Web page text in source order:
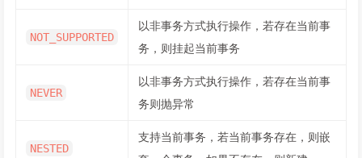
NOT_SUPPORTED
以非事务方式执行操作，若存在当前事
务，则挂起当前事务
NEVER
以非事务方式执行操作，若存在当前事
务则抛异常
NESTED
支持当前事务，若当前事务存在，则嵌